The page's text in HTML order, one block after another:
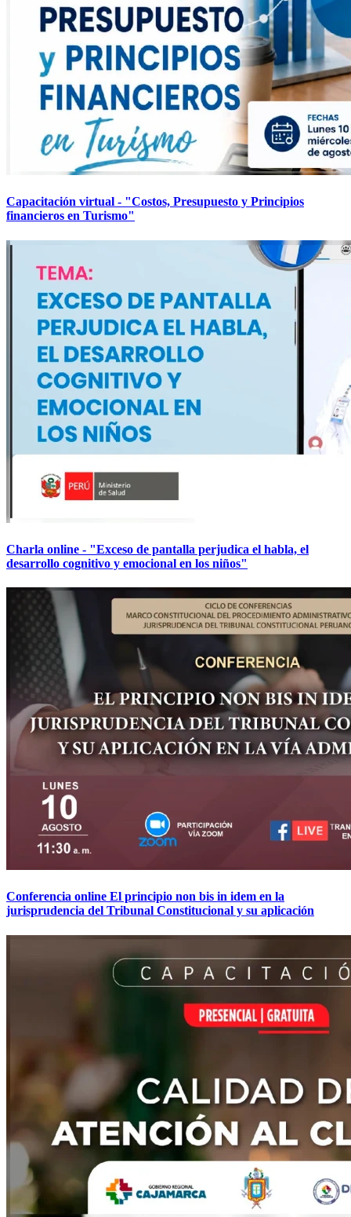
Capacitación virtual - "Costos, Presupuesto y Principios
financieros en Turismo"
Charla online - "Exceso de pantalla perjudica el habla, el
desarrollo cognitivo y emocional en los niños"
Conferencia online El principio non bis in idem en la
jurisprudencia del Tribunal Constitucional y su aplicación